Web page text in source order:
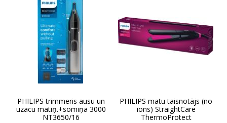
PHILIPS trimmeris ausu un
uzacu matiņ.+somiņa 3000
NT3650/16
PHILIPS matu taisnotājs (no
ions) StraightCare
ThermoProtect